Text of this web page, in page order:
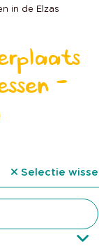
in de Elzas
–
Selectie